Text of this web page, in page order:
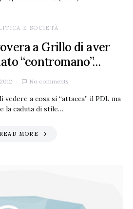
E SOCIETÀ
a Grillo di aver
“contromano”…
No comments
a cosa si “attacca” il PDL ma
la caduta di stile…
READ MORE